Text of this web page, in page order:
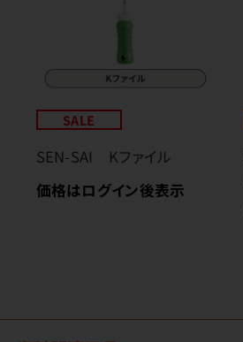
SALE
SEN-SAI Kファイル
価格はログイン後表示